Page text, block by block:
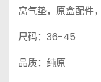
窝气垫，原盒配件
尺码：36-45
品质：纯原